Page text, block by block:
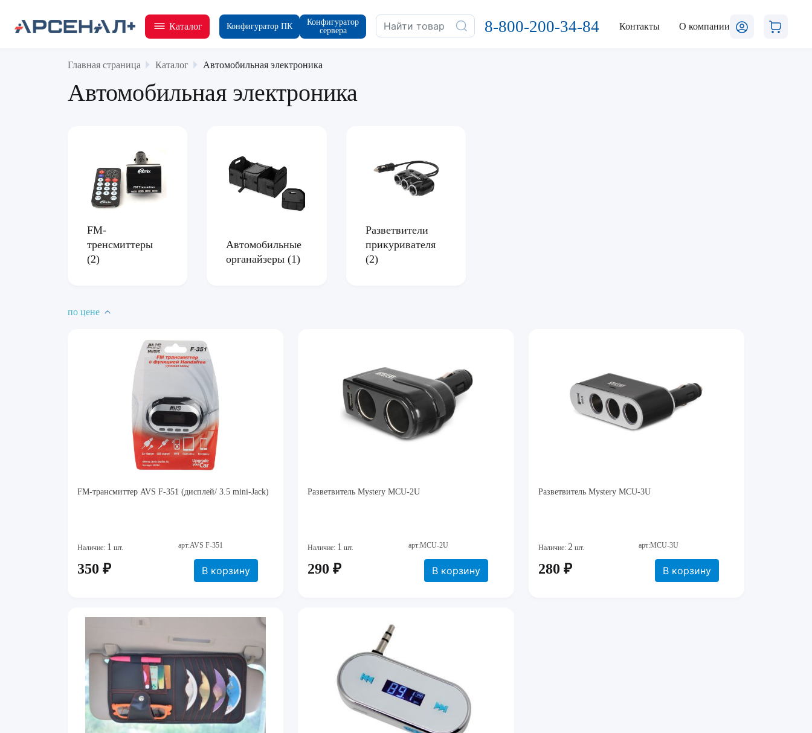
Каталог Конфигуратор ПК
Конфигуратор
сервера
8-800-200-34-84 Контакты О компании
Главная страница Каталог Автомобильная электроника
Автомобильная электроника
FM-
тренсмиттеры
(2)
Автомобильные
органайзеры(1)
Разветвители
прикуривателя
(2)
по цене
FM-трансмиттер AVS F-351 (дисплей/ 3.5 mini-Jack)
Наличие: 1 шт. арт:AVS F-351
350 ₽ В корзину
Разветвитель Mystery MCU-2U
Наличие: 1 шт. арт:MCU-2U
290 ₽ В корзину
Разветвитель Mystery MCU-3U
Наличие: 2 шт. арт:MCU-3U
280 ₽ В корзину